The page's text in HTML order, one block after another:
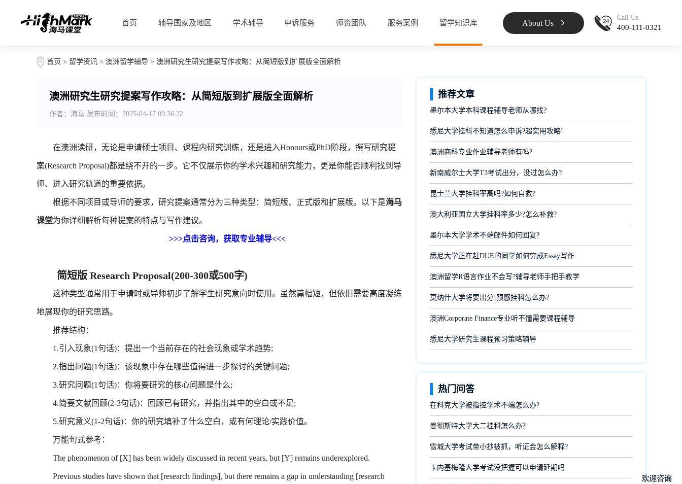
首页 辅导国家及地区 学术辅导 申诉服务 师资团队 服务案例 留学知识库 About Us
Call Us
400-111-0321
首页 > 留学资讯 > 澳洲留学辅导 > 澳洲研究生研究提案写作攻略：从简短版到扩展版全面解析
澳洲研究生研究提案写作攻略：从简短版到扩展版全面解析
作者：海马 发布时间：2025-04-17 09:36:22
在澳洲读研，无论是申请硕士项目、课程内研究训练，还是进入Honours或PhD阶段，撰写研究提
案(Research Proposal)都是绕不开的一步。它不仅展示你的学术兴趣和研究能力，更是你能否顺利找到导
师、进入研究轨道的重要依据。
根据不同项目或导师的要求，研究提案通常分为三种类型：简短版、正式版和扩展版。以下是海马
课堂为你详细解析每种提案的特点与写作建议。
>>>点击咨询，获取专业辅导<<<
简短版 Research Proposal(200-300或500字)
这种类型通常用于申请时或导师初步了解学生研究意向时使用。虽然篇幅短，但依旧需要高度凝练
地展现你的研究思路。
推荐结构：
1.引入现象(1句话)：提出一个当前存在的社会现象或学术趋势;
2.指出问题(1句话)：该现象中存在哪些值得进一步探讨的关键问题;
3.研究问题(1句话)：你将要研究的核心问题是什么;
4.简要文献回顾(2-3句话)：回顾已有研究，并指出其中的空白或不足;
5.研究意义(1-2句话)：你的研究填补了什么空白，或有何理论/实践价值。
万能句式参考：
The phenomenon of [X] has been widely discussed in recent years, but [Y] remains underexplored.
Previous studies have shown that [research findings], but there remains a gap in understanding [research
推荐文章
墨尔本大学本科课程辅导老师从哪找?
悉尼大学挂科不知道怎么申诉?超实用攻略!
澳洲商科专业作业辅导老师有吗?
新南威尔士大学T3考试出分，没过怎么办?
昆士兰大学挂科率高吗?如何自救?
澳大利亚国立大学挂科率多少?怎么补救?
墨尔本大学学术不端邮件如何回复?
悉尼大学正在赶DUE的同学如何完成Essay写作
澳洲留学R语言作业不会写?辅导老师手把手教学
莫纳什大学将要出分!预感挂科怎么办?
澳洲Corporate Finance专业听不懂需要课程辅导
悉尼大学研究生课程预习策略辅导
热门问答
在科克大学被指控学术不端怎么办?
曼彻斯特大学大二挂科怎么办？
雪城大学考试带小抄被抓，听证会怎么解释?
卡内基梅隆大学考试没把握可以申请延期吗